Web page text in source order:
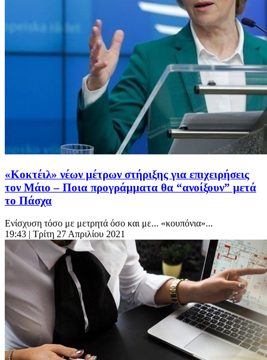
«Κοκτέιλ» νέων μέτρων στήριξης για επιχειρήσεις
τον Μάιο – Ποια προγράμματα θα “ανοίξουν” μετά
το Πάσχα
Ενίσχυση τόσο με μετρητά όσο και με... «κουπόνια»...
19:43 | Τρίτη 27 Απριλίου 2021